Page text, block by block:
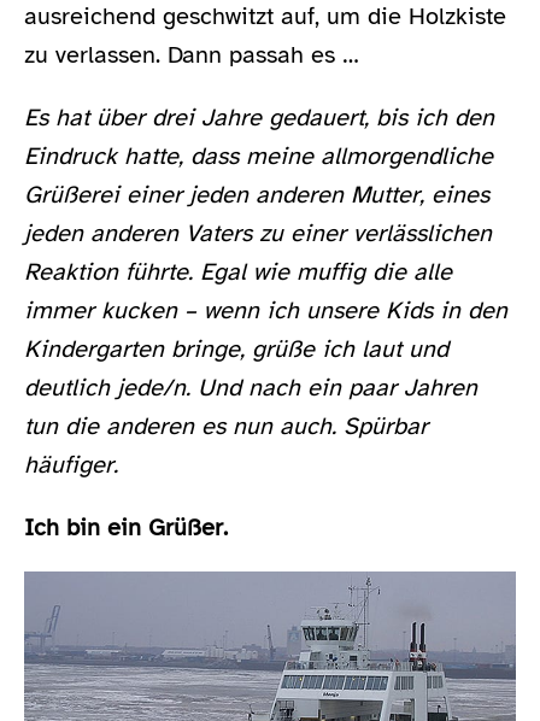
ausreichend geschwitzt auf, um die Holzkiste
zu verlassen. Dann passah es …
Es hat über drei Jahre gedauert, bis ich den
Eindruck hatte, dass meine allmorgendliche
Grüßerei einer jeden anderen Mutter, eines
jeden anderen Vaters zu einer verlässlichen
Reaktion führte. Egal wie muffig die alle
immer kucken – wenn ich unsere Kids in den
Kindergarten bringe, grüße ich laut und
deutlich jede/n. Und nach ein paar Jahren
tun die anderen es nun auch. Spürbar
häufiger.
Ich bin ein Grüßer.